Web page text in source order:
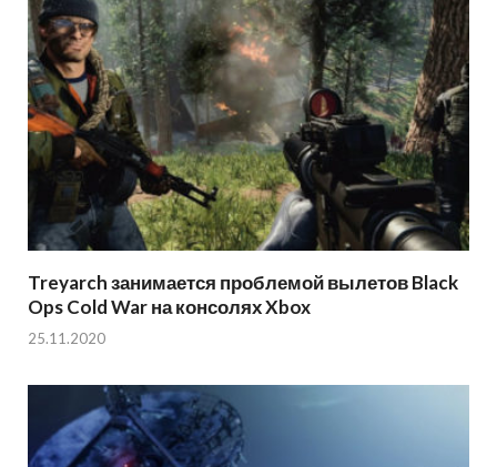
Treyarch занимается проблемой вылетов Black
Ops Cold War на консолях Xbox
25.11.2020